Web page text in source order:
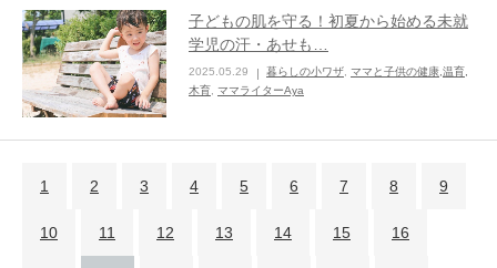
子どもの肌を守る！初夏から始める未就
学児の汗・あせも…
2025.05.29 暮らしの小ワザ ママと子供の健康,温育,
木育 ママライターAya
1 2 3 4 5 6 7 8 9
10 11 12 13 14 15 16